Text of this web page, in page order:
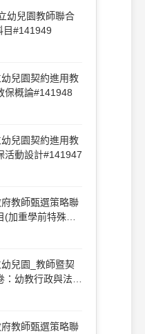
幼兒園教師聯合
目#141949
兒園契約進用教
保概論#141948
兒園契約進用教
活動設計#141947
教師甄選策略聯
加重學前特殊教
兒園_教師暨契
幼教行政與法規
教師甄選策略聯